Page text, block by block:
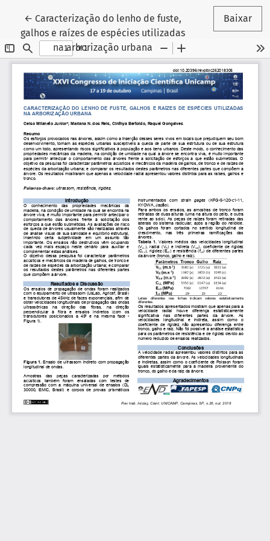
← Voltar aos Detalhes do Artigo
Caracterização do lenho de fuste,
galhos e raízes de espécies utilizadas
na arborização urbana
Baixar